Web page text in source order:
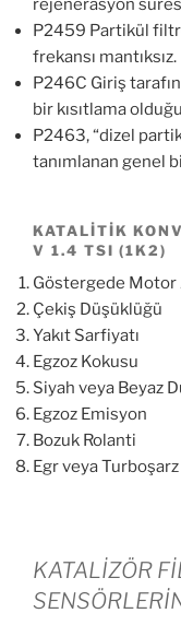
P2459 Partikül
frekansı mantıksız.
P246C Giriş
bir kısıtlama
P2463, “dizel
tanımlanan genel
KATALITIK
V 1.4 TSI (1K2)
Göstergede Motor
Çekiş Düşüklüğü
Yakıt Sarfiyatı
Egzoz Kokusu
Siyah veya Beyaz
Egzoz Emisyon
Bozuk Rolanti
Egr veya
KATALİZÖR